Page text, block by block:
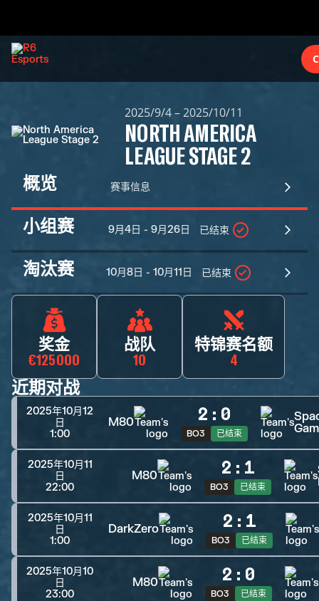
2025/9/4 – 2025/10/11
NORTH AMERICA
LEAGUE STAGE 2
概览 赛事信息
小组赛 9月4日 - 9月26日 已结束
淘汰赛 10月8日 - 10月11日 已结束
奖金
€125000
战队
10
特锦赛名额
4
近期对战
2025年10月12
日
1:00
M80 2 : 0
BO3 已结束
2025年10月11
日
22:00
M80 2 : 1
BO3 已结束
2025年10月11
日
1:00
DarkZero 2 : 1
BO3 已结束
2025年10月10
日
23:00
M80 2 : 0
BO3 已结束